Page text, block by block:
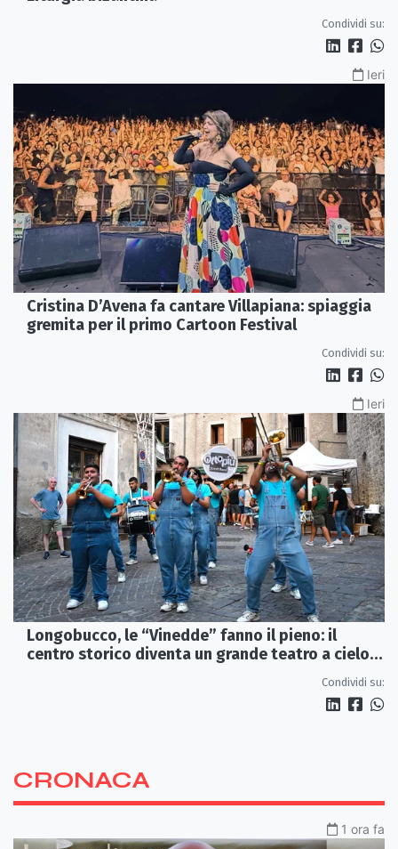
Condividi su:
Ieri
Cristina D’Avena fa cantare Villapiana: spiaggia
gremita per il primo Cartoon Festival
Condividi su:
Ieri
Longobucco, le “Vinedde” fanno il pieno: il
centro storico diventa un grande teatro a cielo
Condividi su:
CRONACA
1 ora fa